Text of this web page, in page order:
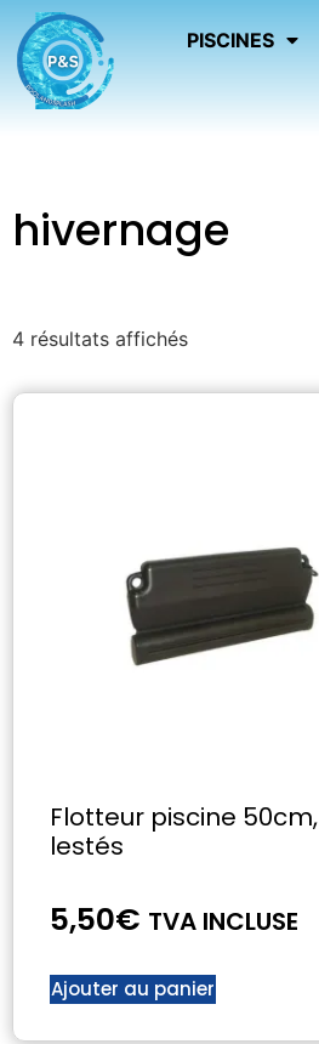
PISCINES
hivernage
4 résultats affichés
Flotteur piscine 50cm,
lestés
5,50€ TVA INCLUSE
Ajouter au panier